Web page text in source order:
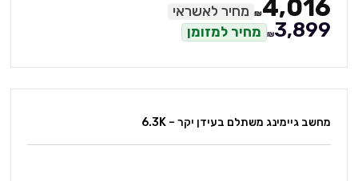
₪4,016 מחיר לאשראי
₪3,899 מחיר למזומן
מחשב גיימינג משתלם בעידן יקר – 6.3K